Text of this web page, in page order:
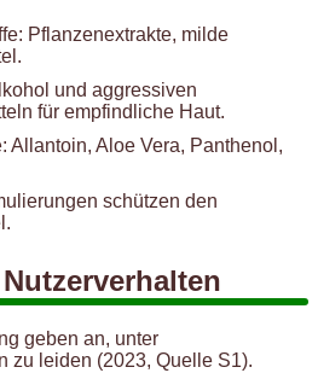
Pflanzenextrakte, milde
und aggressiven
für empfindliche Haut.
Allantoin, Aloe Vera, Panthenol,
schützen den
geben an, unter
zu leiden (2023, Quelle S1).